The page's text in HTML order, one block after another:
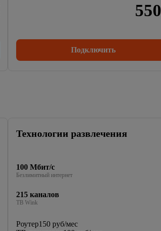
550
Подключить
Технологии развлечения
100 Мбит/с
Безлимитный интернет
215 каналов
ТВ Wink
Роутер150 руб/мес